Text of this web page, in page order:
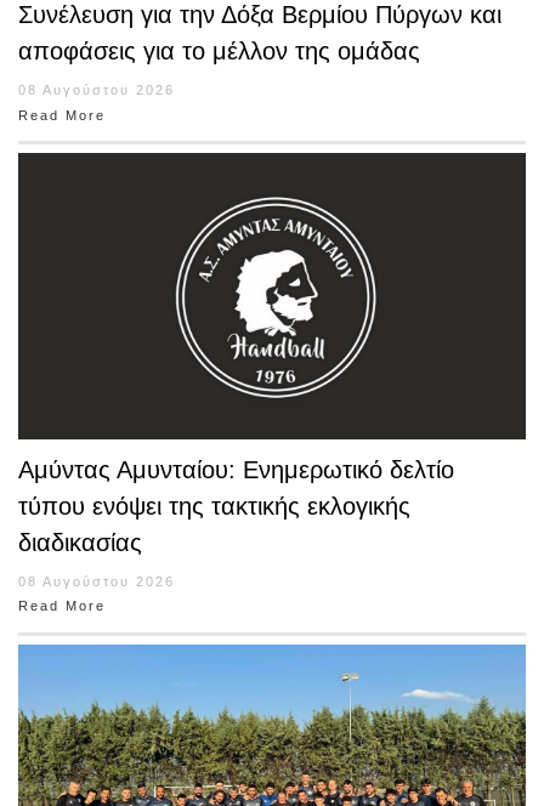
Συνέλευση για την Δόξα Βερμίου Πύργων και
αποφάσεις για το μέλλον της ομάδας
08 Αυγούστου 2026
Read More
Αμύντας Αμυνταίου: Ενημερωτικό δελτίο
τύπου ενόψει της τακτικής εκλογικής
διαδικασίας
08 Αυγούστου 2026
Read More